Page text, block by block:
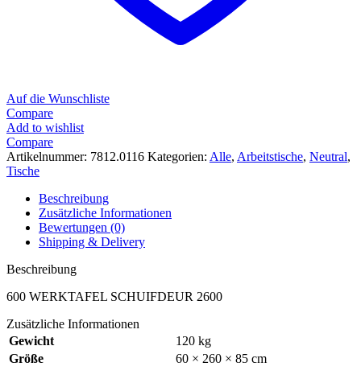
Auf die Wunschliste
Compare
Add to wishlist
Compare
Artikelnummer: 7812.0116 Kategorien: Alle, Arbeitstische, Neutral,
Tische
Beschreibung
Zusätzliche Informationen
Bewertungen (0)
Shipping & Delivery
Beschreibung
600 WERKTAFEL SCHUIFDEUR 2600
Zusätzliche Informationen
Gewicht
120 kg
Größe
60 × 260 × 85 cm